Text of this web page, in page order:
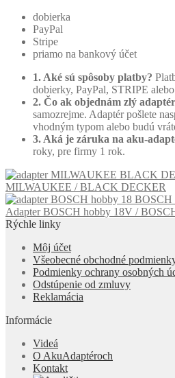
dobierka
PayPal
Stripe
priamo na bankový účet
1. Aké sú spôsoby platby?
dobierky, PayPal, STRIPE
2. Čo ak objednám zlý
samozrejme. Adaptér pošlete
vhodným typom alebo budú
3. Aká je záruka na aku-
roky, pre firmy 1 rok.
MILWAUKEE / BLACK DECKER
Adapter BOSCH hobby 18V /
Rýchle linky
Môj účet
Všeobecné obchodné
Podmienky ochrany osobných
Odstúpenie od zmluvy
Reklamácia
Informácie
Videá
O AkuAdaptéroch
Kontakt